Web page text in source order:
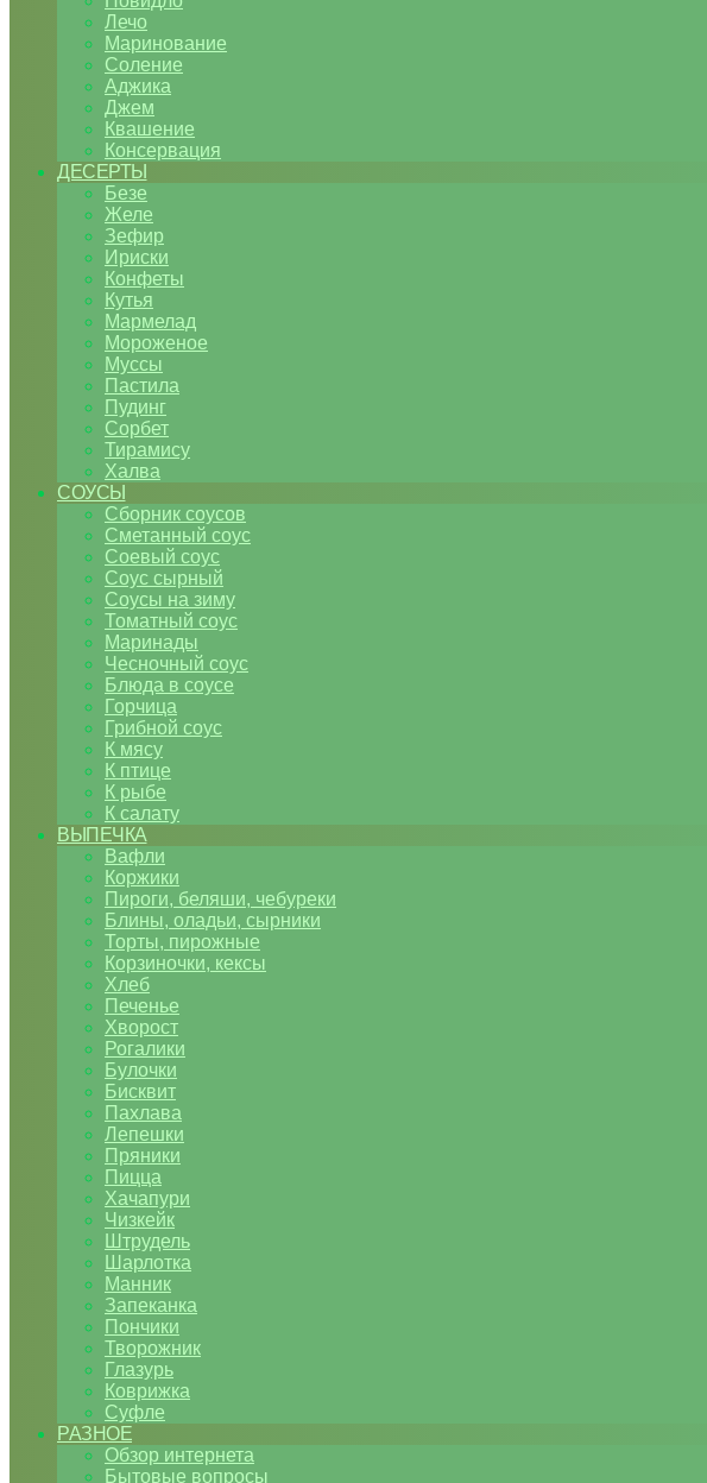
Лечо
Маринование
Соление
Аджика
Джем
Квашение
Консервация
ДЕСЕРТЫ
Безе
Желе
Зефир
Ириски
Конфеты
Кутья
Мармелад
Мороженое
Муссы
Пастила
Пудинг
Сорбет
Тирамису
Халва
СОУСЫ
Сборник соусов
Сметанный соус
Соевый соус
Соус сырный
Соусы на зиму
Томатный соус
Маринады
Чесночный соус
Блюда в соусе
Горчица
Грибной соус
К мясу
К птице
К рыбе
К салату
ВЫПЕЧКА
Вафли
Коржики
Пироги, беляши, чебуреки
Блины, оладьи, сырники
Торты, пирожные
Корзиночки, кексы
Хлеб
Печенье
Хворост
Рогалики
Булочки
Бисквит
Пахлава
Лепешки
Пряники
Пицца
Хачапури
Чизкейк
Штрудель
Шарлотка
Манник
Запеканка
Пончики
Творожник
Глазурь
Коврижка
Суфле
РАЗНОЕ
Обзор интернета
Бытовые вопросы